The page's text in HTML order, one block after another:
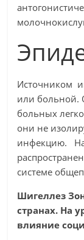
Источником
или больной.
больных
они не
инфекцию.
системе
Шигеллез
странах. На
влияние